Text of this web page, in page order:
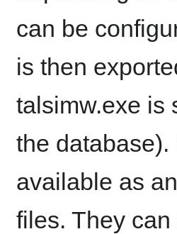
can be
is then
talsimw.exe is
the
available as
files. They